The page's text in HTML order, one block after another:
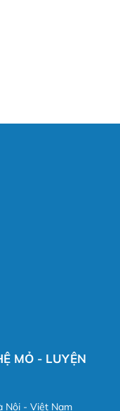
MỎ - LUYỆN
Nội - Việt Nam